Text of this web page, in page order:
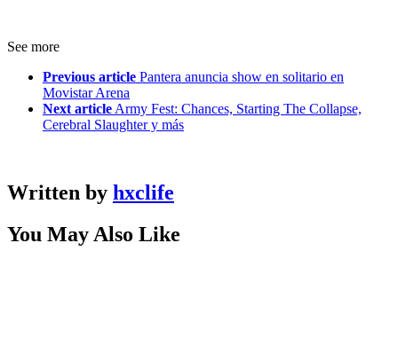
See more
Previous article Pantera anuncia show en solitario en
Movistar Arena
Next article Army Fest: Chances, Starting The Collapse,
Cerebral Slaughter y más
Written by hxclife
You May Also Like